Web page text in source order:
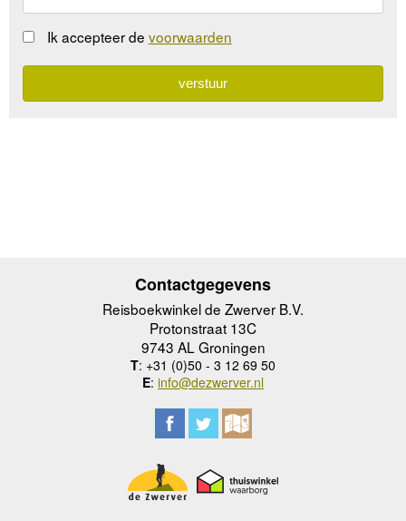
Ik accepteer de voorwaarden
Contactgegevens
Reisboekwinkel de Zwerver B.V.
Protonstraat 13C
9743 AL Groningen
T: +31 (0)50 - 3 12 69 50
E: info@dezwerver.nl